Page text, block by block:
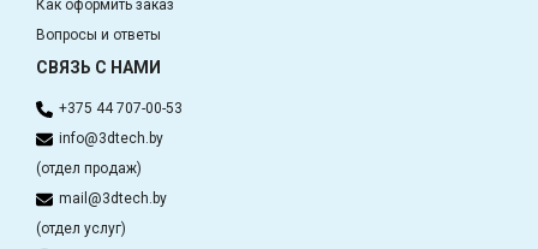
Как оформить заказ
Вопросы и ответы
СВЯЗЬ С НАМИ
+375 44 707-00-53
info@3dtech.by
(отдел продаж)
mail@3dtech.by
(отдел услуг)